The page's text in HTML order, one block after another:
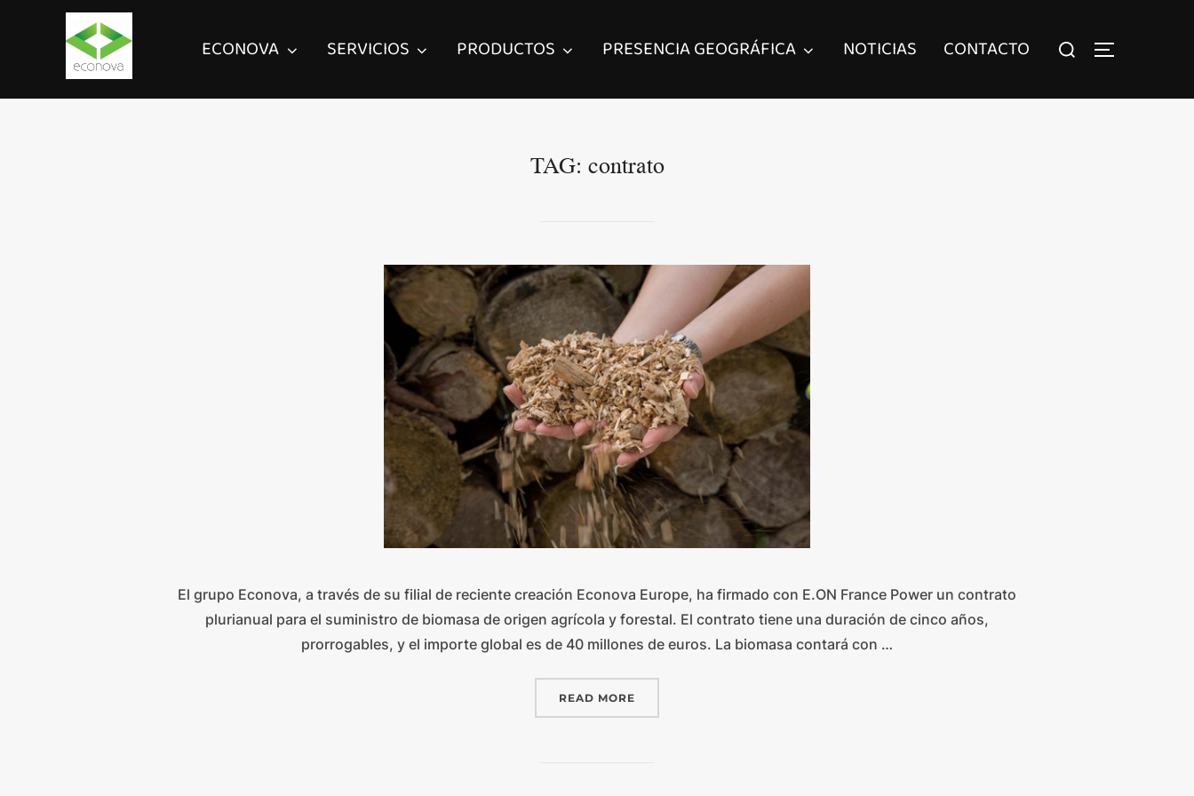
ECONOVA SERVICIOS PRODUCTOS PRESENCIA GEOGRÁFICA NOTICIAS CONTACTO
TAG: contrato
El grupo Econova, a través de su filial de reciente creación Econova Europe, ha firmado con E.ON France Power un contrato
plurianual para el suministro de biomasa de origen agrícola y forestal. El contrato tiene una duración de cinco años,
prorrogables, y el importe global es de 40 millones de euros. La biomasa contará con …
READ MORE